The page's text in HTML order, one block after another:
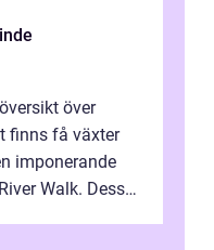
över
finns få växter
imponerande
Walk. Dess